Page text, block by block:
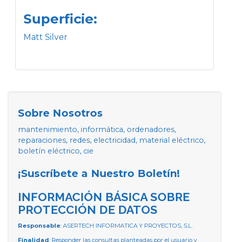
Superficie:
Matt Silver
Sobre Nosotros
mantenimiento, informática, ordenadores,
reparaciones, redes, electricidad, material eléctrico,
boletín eléctrico, cie
¡Suscríbete a Nuestro Boletín!
INFORMACIÓN BÁSICA SOBRE
PROTECCIÓN DE DATOS
Responsable: ASERTECH INFORMATICA Y PROYECTOS, S.L.
Finalidad: Responder las consultas planteadas por el usuario y